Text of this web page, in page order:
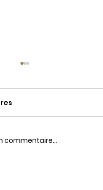
du
commentaire...